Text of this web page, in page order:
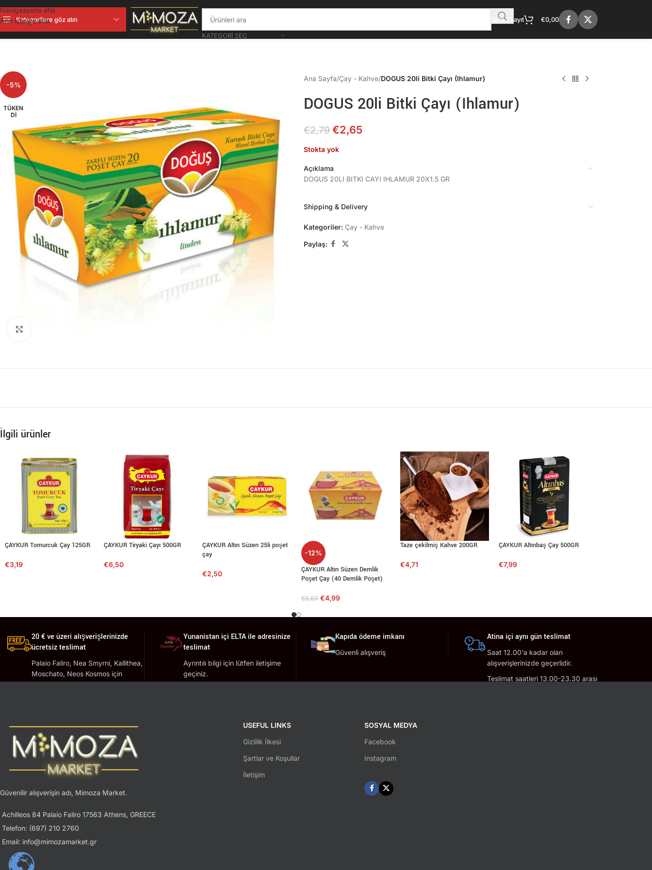
Navigasyona atla
Ana içeriğe atla
Kategorilere göz atın
KATEGORI SEÇ
Giriş / kayıt €0,00
-5%
TÜKEN
DI
Ana Sayfa/Çay - Kahve/DOGUS 20li Bitki Çayı (Ihlamur)
DOGUS 20li Bitki Çayı (Ihlamur)
€2,79 €2,65
Stokta yok
Açıklama
DOGUS 20LI BITKI CAYI IHLAMUR 20X1.5 GR
Shipping & Delivery
Kategoriler: Çay - Kahve
Paylaş:
İlgili ürünler
ÇAYKUR Tomurcuk Çay 125GR
€3,19
ÇAYKUR Tiryaki Çayı 500GR
€6,50
ÇAYKUR Altın Süzen 25li poşet
çay
€2,50
-12%
ÇAYKUR Altın Süzen Demlik
Poşet Çay (40 Demlik Poşet)
€5,69 €4,99
Taze çekilmiş Kahve 200GR
€4,71
ÇAYKUR Altınbaş Çay 500GR
€7,99
20 € ve üzeri alışverişlerinizde
ücretsiz teslimat
Palaio Faliro, Nea Smyrni, Kallithea,
Moschato, Neos Kosmos için
geçerlidir.
Yunanistan içi ELTA ile adresinize
teslimat
Ayrıntılı bilgi için lütfen iletişime
geçiniz.
Kapıda ödeme imkanı
Güvenli alışveriş
Atina içi aynı gün teslimat
Saat 12.00'a kadar olan
alışverişlerinizde geçerlidir.
Teslimat saatleri 13.00-23.30 arası
Güvenilir alışverişin adı, Mimoza Market.
Achilleos 84 Palaio Faliro 17563 Athens, GREECE
Telefon: (697) 210 2760
Email: info@mimozamarket.gr
USEFUL LINKS
Gizlilik İlkesi
Şartlar ve Koşullar
İletişim
SOSYAL MEDYA
Facebook
Instagram